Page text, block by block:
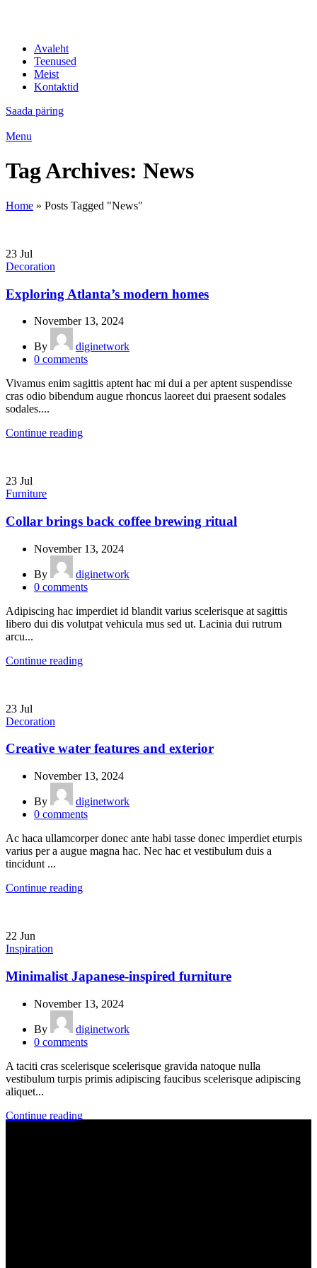
Avaleht
Teenused
Meist
Kontaktid
Saada päring
Menu
Tag Archives: News
Home » Posts Tagged "News"
23 Jul
Decoration
Exploring Atlanta’s modern homes
November 13, 2024
By
diginetwork
0 comments
Vivamus enim sagittis aptent hac mi dui a per aptent suspendisse
cras odio bibendum augue rhoncus laoreet dui praesent sodales
sodales....
Continue reading
23 Jul
Furniture
Collar brings back coffee brewing ritual
November 13, 2024
By
diginetwork
0 comments
Adipiscing hac imperdiet id blandit varius scelerisque at sagittis
libero dui dis volutpat vehicula mus sed ut. Lacinia dui rutrum
arcu...
Continue reading
23 Jul
Decoration
Creative water features and exterior
November 13, 2024
By
diginetwork
0 comments
Ac haca ullamcorper donec ante habi tasse donec imperdiet eturpis
varius per a augue magna hac. Nec hac et vestibulum duis a
tincidunt ...
Continue reading
22 Jun
Inspiration
Minimalist Japanese-inspired furniture
November 13, 2024
By
diginetwork
0 comments
A taciti cras scelerisque scelerisque gravida natoque nulla
vestibulum turpis primis adipiscing faucibus scelerisque adipiscing
aliquet...
Continue reading